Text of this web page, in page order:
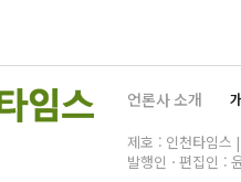
언론사 소개
제호 : 인천타임스
발행인ㆍ편집인 :